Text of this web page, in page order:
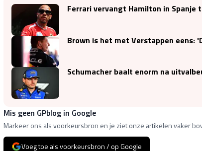
Ferrari vervangt Hamilton in Spanje
Brown is het met Verstappen eens:
Schumacher baalt enorm na
Mis geen GPblog in Google
Markeer ons als voorkeursbron en je ziet onze artikelen vaker
Voeg toe als voorkeursbron / op Google